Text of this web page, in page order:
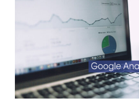
News e focus
Contatti